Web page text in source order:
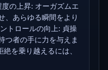
の上昇: オーガズムエ
、あらゆる瞬間をより
トロールの向上: 貞操
つ者の手に力を与えま
を乗り越えるには、